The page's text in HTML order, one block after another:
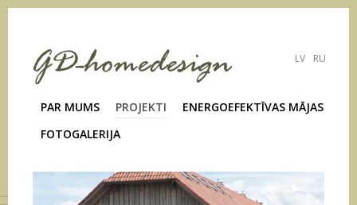
LV RU
PAR MUMS PROJEKTI
ENERGOEFEKTĪVAS MĀJAS
FOTOGALERIJA